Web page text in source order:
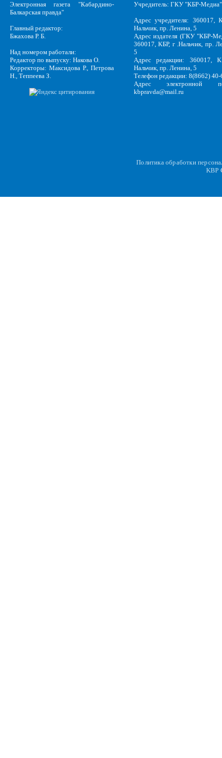
Электронная газета "Кабардино-
Балкарская правда"
Главный редактор:
Бжахова Р. Б.
Над номером работали:
Редактор по выпуску: Накова О.
Корректоры: Максидова Р., Петрова
Н., Теппеева З.
Учредитель: ГКУ "КБР-Медиа"
Адрес учредителя: 360017,
Нальчик, пр. Ленина, 5
Адрес издателя (ГКУ "КБР-
360017, КБР, г .Нальчик, пр.
5
Адрес редакции: 360017,
Нальчик, пр. Ленина, 5
Телефон редакции: 8(8662)
Адрес электронной
kbpravda@mail.ru
Политика обработки
KBP